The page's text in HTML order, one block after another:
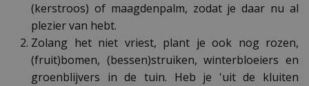
(kerstroos) of maagdenpalm, zodat je daar nu al
plezier van hebt.
Zolang het niet vriest, plant je ook nog rozen,
(fruit)bomen, (bessen)struiken, winterbloeiers en
groenblijvers in de tuin. Heb je 'uit de kluiten